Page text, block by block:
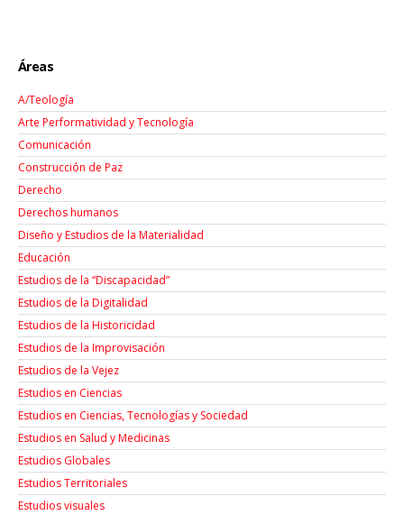
Áreas
A/Teología
Arte Performatividad y Tecnología
Comunicación
Construcción de Paz
Derecho
Derechos humanos
Diseño y Estudios de la Materialidad
Educación
Estudios de la “Discapacidad”
Estudios de la Digitalidad
Estudios de la Historicidad
Estudios de la Improvisación
Estudios de la Vejez
Estudios en Ciencias
Estudios en Ciencias, Tecnologías y Sociedad
Estudios en Salud y Medicinas
Estudios Globales
Estudios Territoriales
Estudios visuales